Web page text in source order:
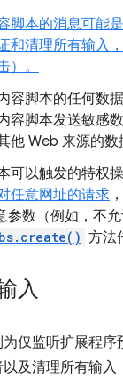
脚本的消息可能
和清理所有输入
）。
容脚本的任何数
容脚本发送敏感
他 Web 来源的数
可以触发的特权
任意网址的请求
参数（例如，不
方法
入
仅监听扩展程序
及清理所有输入